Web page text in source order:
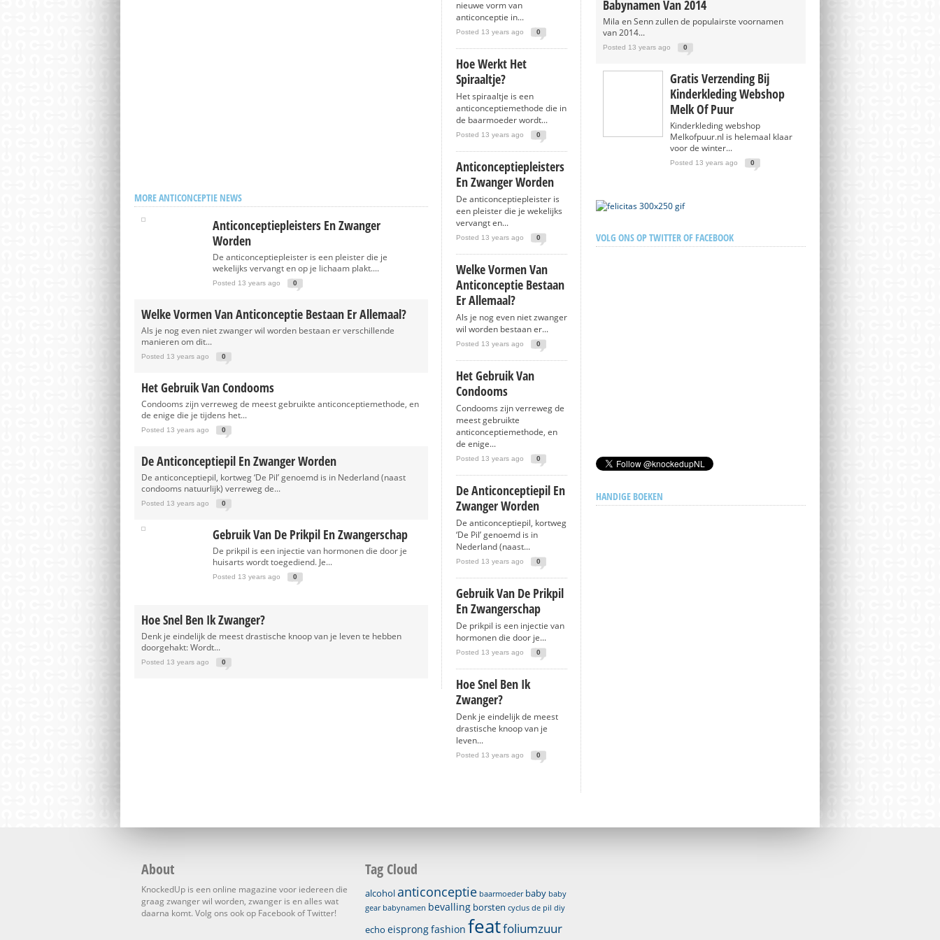
MORE ANTICONCEPTIE NEWS
Anticonceptiepleisters En Zwanger
Worden
De anticonceptiepleister is een pleister die je
wekelijks vervangt en op je lichaam plakt....
Posted 13 years ago 0
Welke Vormen Van Anticonceptie Bestaan Er Allemaal?
Als je nog even niet zwanger wil worden bestaan er verschillende
manieren om dit...
Posted 13 years ago 0
Het Gebruik Van Condooms
Condooms zijn verreweg de meest gebruikte anticonceptiemethode, en
de enige die je tijdens het...
Posted 13 years ago 0
De Anticonceptiepil En Zwanger Worden
De anticonceptiepil, kortweg ‘De Pil’ genoemd is in Nederland (naast
condooms natuurlijk) verreweg de...
Posted 13 years ago 0
Gebruik Van De Prikpil En Zwangerschap
De prikpil is een injectie van hormonen die door je
huisarts wordt toegediend. Je...
Posted 13 years ago 0
Hoe Snel Ben Ik Zwanger?
Denk je eindelijk de meest drastische knoop van je leven te hebben
doorgehakt: Wordt...
Posted 13 years ago 0
nieuwe vorm van
anticonceptie in...
Posted 13 years ago 0
Hoe Werkt Het
Spiraaltje?
Het spiraaltje is een
anticonceptiemethode die in
de baarmoeder wordt...
Posted 13 years ago 0
Anticonceptiepleisters
En Zwanger Worden
De anticonceptiepleister is
een pleister die je wekelijks
vervangt en...
Posted 13 years ago 0
Welke Vormen Van
Anticonceptie Bestaan
Er Allemaal?
Als je nog even niet zwanger
wil worden bestaan er...
Posted 13 years ago 0
Het Gebruik Van
Condooms
Condooms zijn verreweg de
meest gebruikte
anticonceptiemethode, en
de enige...
Posted 13 years ago 0
De Anticonceptiepil En
Zwanger Worden
De anticonceptiepil, kortweg
‘De Pil’ genoemd is in
Nederland (naast...
Posted 13 years ago 0
Gebruik Van De Prikpil
En Zwangerschap
De prikpil is een injectie van
hormonen die door je...
Posted 13 years ago 0
Hoe Snel Ben Ik
Zwanger?
Denk je eindelijk de meest
drastische knoop van je
leven...
Posted 13 years ago 0
Babynamen Van 2014
Mila en Senn zullen de populairste voornamen
van 2014...
Posted 13 years ago 0
Gratis Verzending Bij
Kinderkleding Webshop
Melk Of Puur
Kinderkleding webshop
Melkofpuur.nl is helemaal klaar
voor de winter...
Posted 13 years ago 0
VOLG ONS OP TWITTER OF FACEBOOK
HANDIGE BOEKEN
About
KnockedUp is een online magazine voor iedereen die
graag zwanger wil worden, zwanger is en alles wat
daarna komt. Volg ons ook op Facebook of Twitter!
Tag Cloud
alcoholanticonceptie baarmoeder baby baby
gear babynamen bevalling borsten cyclus de pil diy
echo eisprongfashion featfoliumzuur